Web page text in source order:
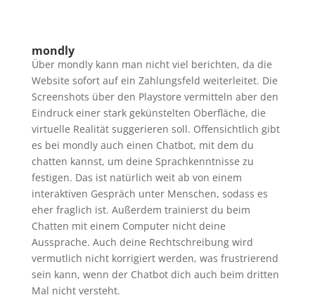
mondly
Über mondly kann man nicht viel berichten, da die
Website sofort auf ein Zahlungsfeld weiterleitet. Die
Screenshots über den Playstore vermitteln aber den
Eindruck einer stark gekünstelten Oberfläche, die
virtuelle Realität suggerieren soll. Offensichtlich gibt
es bei mondly auch einen Chatbot, mit dem du
chatten kannst, um deine Sprachkenntnisse zu
festigen. Das ist natürlich weit ab von einem
interaktiven Gespräch unter Menschen, sodass es
eher fraglich ist. Außerdem trainierst du beim
Chatten mit einem Computer nicht deine
Aussprache. Auch deine Rechtschreibung wird
vermutlich nicht korrigiert werden, was frustrierend
sein kann, wenn der Chatbot dich auch beim dritten
Mal nicht versteht.